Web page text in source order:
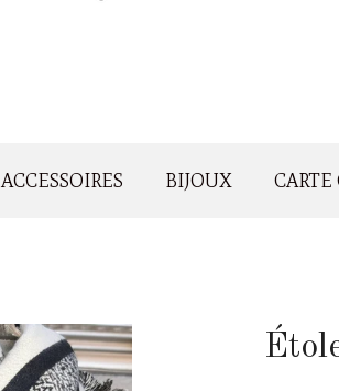
ACCESSOIRES BIJOUX CARTE